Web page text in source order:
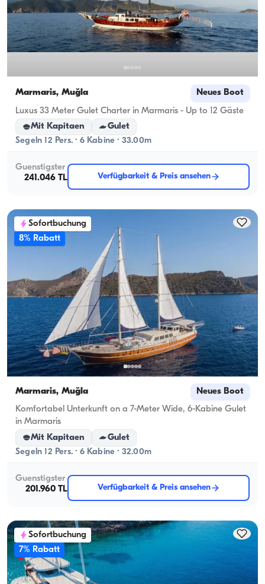
Marmaris, Muğla Neues Boot
Luxus 33 Meter Gulet Charter in Marmaris - Up to 12 Gäste
Mit Kapitaen
Gulet
Segeln 12 Pers. · 6 Kabine · 33.00m
Guenstigster
241.046 TL
Verfügbarkeit & Preis ansehen
Sofortbuchung
8% Rabatt
Marmaris, Muğla Neues Boot
Komfortabel Unterkunft on a 7-Meter Wide, 6-Kabine Gulet
in Marmaris
Mit Kapitaen
Gulet
Segeln 12 Pers. · 6 Kabine · 32.00m
Guenstigster
201.960 TL
Verfügbarkeit & Preis ansehen
Sofortbuchung
7% Rabatt